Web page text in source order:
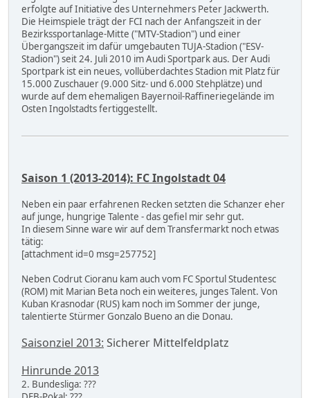
erfolgte auf Initiative des Unternehmers Peter Jackwerth.
Die Heimspiele trägt der FCI nach der Anfangszeit in der
Bezirkssportanlage-Mitte ("MTV-Stadion") und einer
Übergangszeit im dafür umgebauten TUJA-Stadion ("ESV-
Stadion") seit 24. Juli 2010 im Audi Sportpark aus. Der Audi
Sportpark ist ein neues, vollüberdachtes Stadion mit Platz für
15.000 Zuschauer (9.000 Sitz- und 6.000 Stehplätze) und
wurde auf dem ehemaligen Bayernoil-Raffineriegelände im
Osten Ingolstadts fertiggestellt.
Saison 1 (2013-2014): FC Ingolstadt 04
Neben ein paar erfahrenen Recken setzten die Schanzer eher
auf junge, hungrige Talente - das gefiel mir sehr gut.
In diesem Sinne ware wir auf dem Transfermarkt noch etwas
tätig:
[attachment id=0 msg=257752]
Neben Codrut Cioranu kam auch vom FC Sportul Studentesc
(ROM) mit Marian Beta noch ein weiteres, junges Talent. Von
Kuban Krasnodar (RUS) kam noch im Sommer der junge,
talentierte Stürmer Gonzalo Bueno an die Donau.
Saisonziel 2013: Sicherer Mittelfeldplatz
Hinrunde 2013
2. Bundesliga: ???